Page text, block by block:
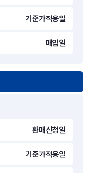
기준가적용일
매입일
환매신청일
기준가적용일